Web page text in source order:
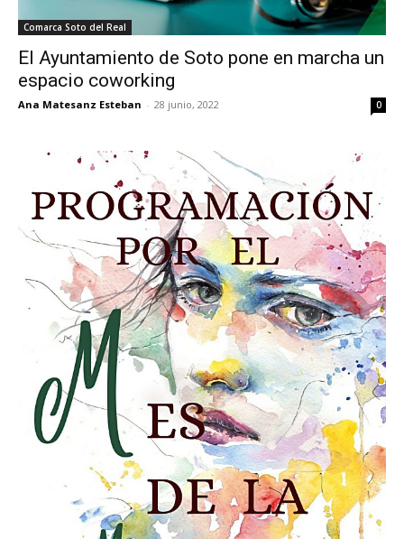
Comarca Soto del Real
El Ayuntamiento de Soto pone en marcha un
espacio coworking
Ana Matesanz Esteban - 28 junio, 2022 0